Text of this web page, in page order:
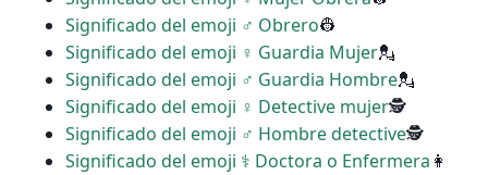
Significado del emoji ♂ Obrero👷
Significado del emoji ♀ Guardia Mujer💂
Significado del emoji ♂ Guardia Hombre💂
Significado del emoji ️‍♀️ Detective mujer🕵
Significado del emoji ♂ Hombre detective🕵
Significado del emoji ‍⚕️ Doctora o Enfermera 👩